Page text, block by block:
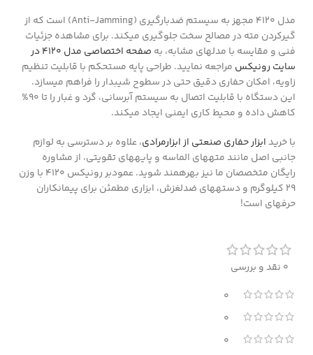
مدل 4120 مجهز به سیستم ضدبارگیری (Anti-Jamming) است که از
گیرکردن مته در مصالح سخت جلوگیری میکند. برای مشاهده جزئیات
فنی و مقایسه با مدلهای مشابه، به
صفحه اختصاصی مدل 4120 در
سایت رونیکس مراجعه نمایید. طراحی پایه مستحکم با قابلیت تنظیم
زاویه، امکان حفاری دقیق حتی در سطوح شیبدار را فراهم میسازد.
این دستگاه با قابلیت اتصال به سیستم آبرسانی، گرد و غبار را تا ۹۰%
کاهش داده و محیط کاری ایمنی ایجاد میکند.
با خریدابزار حفاری صنعتی از ابزارمرادی، علاوه بر دسترسی به لوازم
جانبی اصل مانند متههای الماسه و پایههای تقویتی، از مشاوره
رایگان متخصصان ما نیز بهرهمند شوید. عمودبر رونیکس 4120 با وزن
۲۹ کیلوگرم و دستههای ضدلغزش، ابزاری مطمئن برای پیمانکاران
حرفهای است!
0 نقد و بررسی
0
0
0